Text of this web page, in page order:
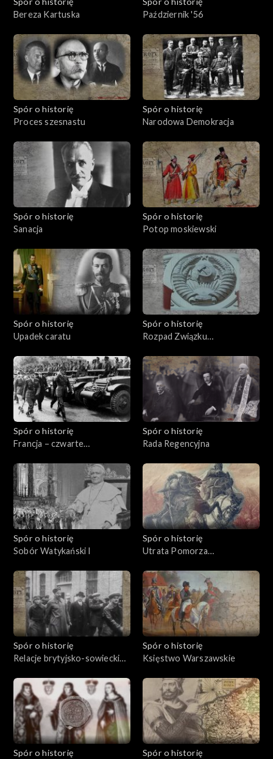
Bereza Kartuska
Październik '56
Spór o historię
Proces szesnastu
Spór o historię
Narodowa Demokracja
Spór o historię
Sanacja
Spór o historię
Potop moskiewski
Spór o historię
Upadek caratu
Spór o historię
Rozpad Związku
Spór o historię
Francja – czwarte
Spór o historię
Rada Regencyjna
Spór o historię
Sobór Watykański I
Spór o historię
Utrata Pomorza
Spór o historię
Relacje brytyjsko-sowieckie
Spór o historię
Księstwo Warszawskie
Spór o historię
Spór o historię